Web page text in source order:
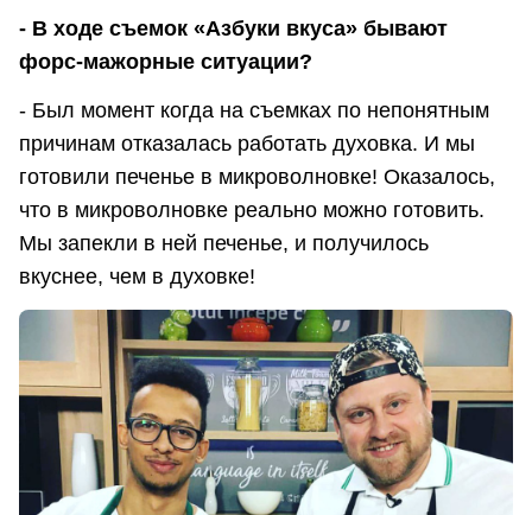
- В ходе съемок «Азбуки вкуса» бывают
форс-мажорные ситуации?
- Был момент когда на съемках по непонятным
причинам отказалась работать духовка. И мы
готовили печенье в микроволновке! Оказалось,
что в микроволновке реально можно готовить.
Мы запекли в ней печенье, и получилось
вкуснее, чем в духовке!